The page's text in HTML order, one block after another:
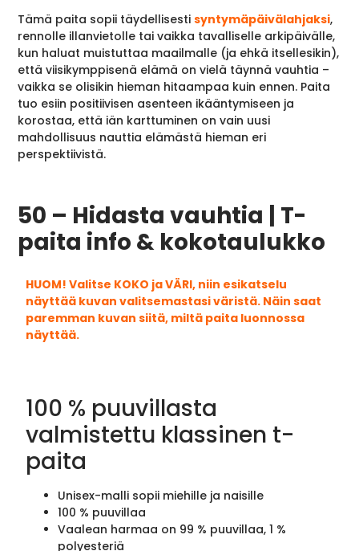
Tämä paita sopii täydellisestisyntymäpäivälahjaksi,
rennolle illanvietolle tai vaikka tavalliselle arkipäivälle,
kun haluat muistuttaa maailmalle (ja ehkä itsellesikin),
että viisikymppisenä elämä on vielä täynnä vauhtia –
vaikka se olisikin hieman hitaampaa kuin ennen. Paita
tuo esiin positiivisen asenteen ikääntymiseen ja
korostaa, että iän karttuminen on vain uusi
mahdollisuus nauttia elämästä hieman eri
perspektiivistä.
50 – Hidasta vauhtia | T-
paita info & kokotaulukko
HUOM! Valitse KOKO ja VÄRI, niin esikatselu
näyttää kuvan valitsemastasi väristä. Näin saat
paremman kuvan siitä, miltä paita luonnossa
näyttää.
100 % puuvillasta
valmistettu klassinen t-
paita
Unisex-malli sopii miehille ja naisille
100 % puuvillaa
Vaalean harmaa on 99 % puuvillaa, 1 %
polyesteriä